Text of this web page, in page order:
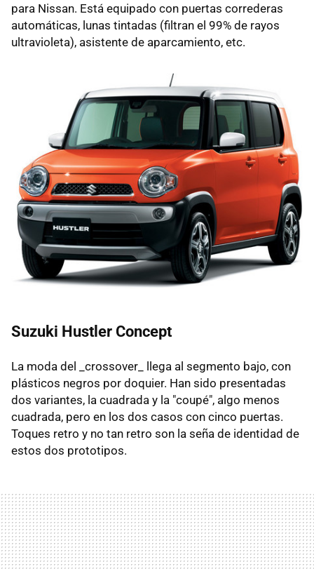
para Nissan. Está equipado con puertas correderas
automáticas, lunas tintadas (filtran el 99% de rayos
ultravioleta), asistente de aparcamiento, etc.
Suzuki Hustler Concept
La moda del _crossover_ llega al segmento bajo, con
plásticos negros por doquier. Han sido presentadas
dos variantes, la cuadrada y la "coupé", algo menos
cuadrada, pero en los dos casos con cinco puertas.
Toques retro y no tan retro son la seña de identidad de
estos dos prototipos.